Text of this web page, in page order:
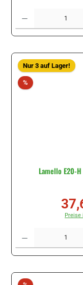
Nur 3 auf Lager!
%Rabatt
Lamello E20-
Preise